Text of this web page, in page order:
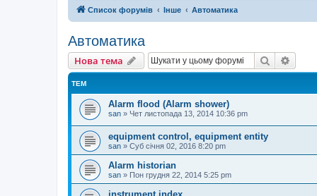
Список форумів Інше Автоматика
Автоматика
Нова тема Пошук
ТЕМ
Alarm flood (Alarm shower)
san » Чет листопада 13, 2014 10:36 pm
equipment control, equipment entity
san » Суб січня 02, 2016 8:20 pm
Alarm historian
san » Пон грудня 22, 2014 5:25 pm